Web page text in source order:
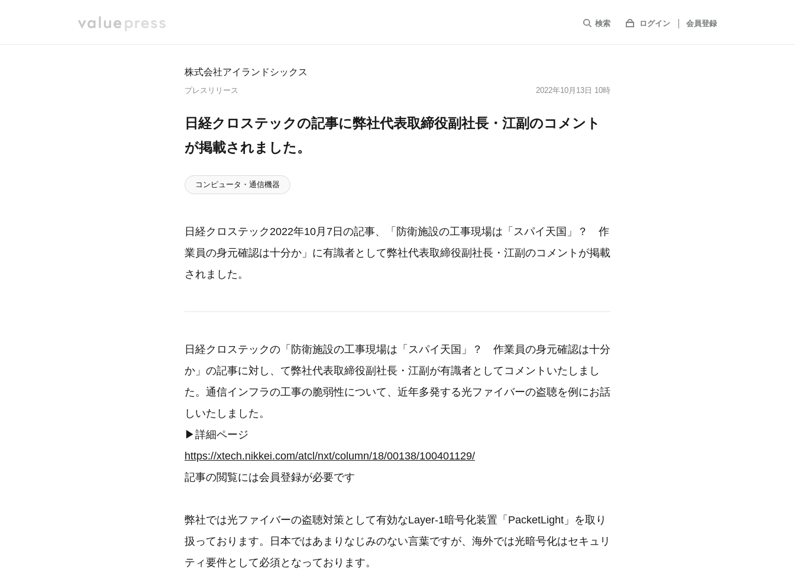
検索 ログイン 会員登録
株式会社アイランドシックス
プレスリリース 2022年10月13日 10時
日経クロステックの記事に弊社代表取締役副社長・江副のコメント
が掲載されました。
コンピュータ・通信機器
日経クロステック2022年10月7日の記事、「防衛施設の工事現場は「スパイ天国」？ 作
業員の身元確認は十分か」に有識者として弊社代表取締役副社長・江副のコメントが掲載
されました。
日経クロステックの「防衛施設の工事現場は「スパイ天国」？ 作業員の身元確認は十分
か」の記事に対し、て弊社代表取締役副社長・江副が有識者としてコメントいたしまし
た。通信インフラの工事の脆弱性について、近年多発する光ファイバーの盗聴を例にお話
しいたしました。
▶詳細ページ
https://xtech.nikkei.com/atcl/nxt/column/18/00138/100401129/
記事の閲覧には会員登録が必要です
弊社では光ファイバーの盗聴対策として有効なLayer-1暗号化装置「PacketLight」を取り
扱っております。日本ではあまりなじみのない言葉ですが、海外では光暗号化はセキュリ
ティ要件として必須となっております。